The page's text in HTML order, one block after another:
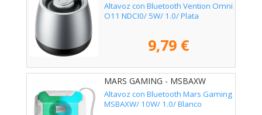
Altavoz con Bluetooth Vention Omni
O11 NDCI0/ 5W/ 1.0/ Plata
9,79 €
MARS GAMING - MSBAXW
Altavoz con Bluetooth Mars Gaming
MSBAXW/ 10W/ 1.0/ Blanco